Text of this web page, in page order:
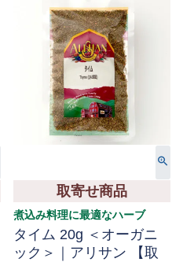
取寄せ商品
煮込み料理に最適なハーブ
タイム 20g ＜オーガニ
ック＞｜アリサン 【取